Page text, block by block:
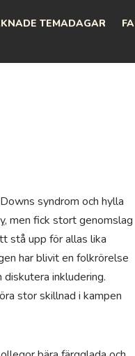
TEMADAGAR
syndrom och hylla
, men fick stort genomslag
stå upp för allas lika
har blivit en folkrörelse
inkludering.
stor skillnad i kampen